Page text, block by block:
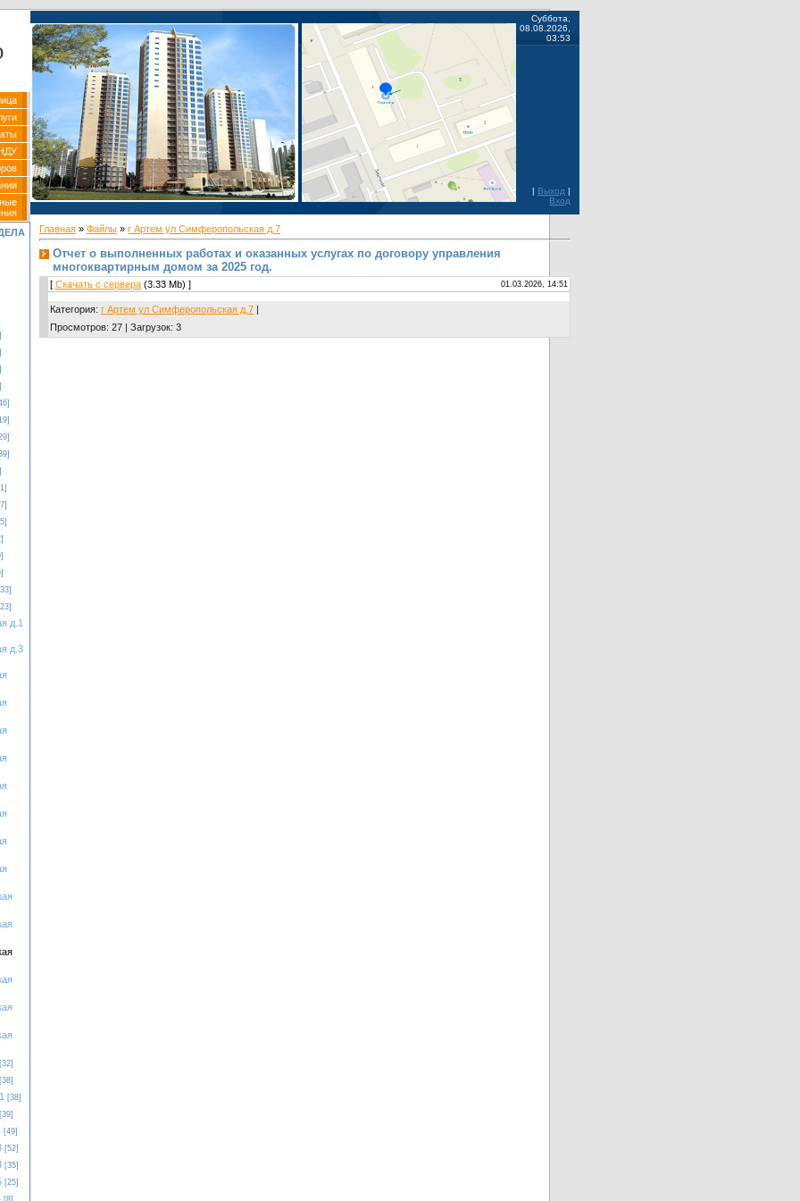
д.1
д.3
[32]
[38]
[38]
[39]
[49]
[52]
[35]
[25]
[8]
Суббота,
08.08.2026,
03:53
| Выход |
Вход
Главная » Файлы » г Артем ул Симферопольская д.7
Отчет о выполненных работах и оказанных услугах по договору управления
многоквартирным домом за 2025 год.
[ Скачать с сервера (3.33 Mb) ] 01.03.2026, 14:51
Категория: г Артем ул Симферопольская д.7 |
Просмотров: 27 | Загрузок: 3